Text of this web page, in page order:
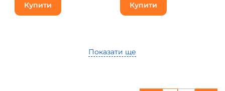
Купити Купити
Показати ще